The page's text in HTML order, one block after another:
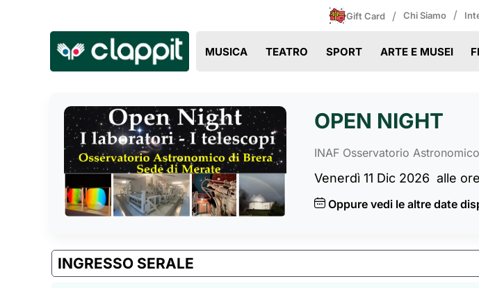
Gift Card / Chi Siamo /
MUSICA TEATRO SPORT ARTE E MUSEI
OPEN NIGHT
INAF Osservatorio
Venerdì 11 Dic 2026 alle
Oppure vedi le altre date
INGRESSO SERALE